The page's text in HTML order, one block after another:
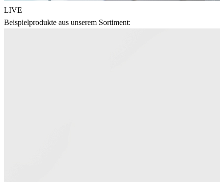
LIVE
Beispielprodukte aus unserem Sortiment: